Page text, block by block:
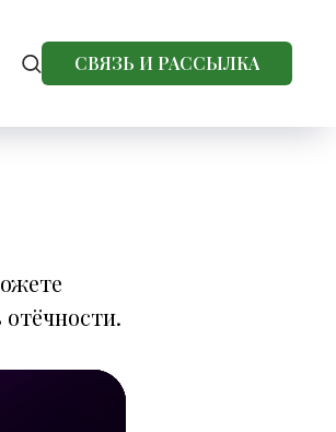
СВЯЗЬ И РАССЫЛКА